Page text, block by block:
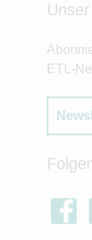
ETL-